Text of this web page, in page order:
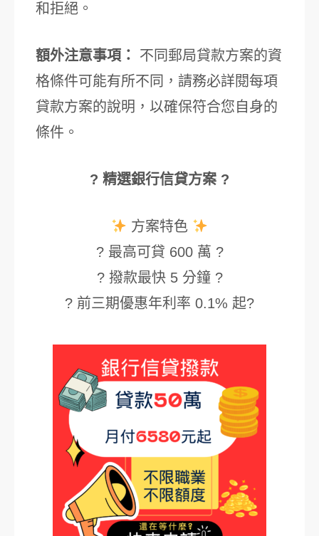
和拒絕。
額外注意事項：
不同郵局貸款方案的資
格條件可能有所不同，請務必詳閱每項
貸款方案的說明，以確保符合您自身的
條件。
? 精選銀行信貸方案 ?
方案特色
? 最高可貸 600 萬 ?
? 撥款最快 5 分鐘 ?
? 前三期優惠年利率 0.1% 起?